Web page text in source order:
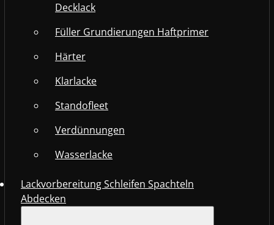
Decklack
Füller Grundierungen Haftprimer
Härter
Klarlacke
Standofleet
Verdünnungen
Wasserlacke
Lackvorbereitung Schleifen Spachteln
Abdecken